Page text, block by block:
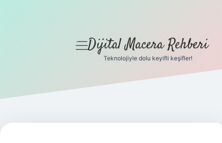
Gizlilik Politikası
Yasal Uyarı
menüyü
Dijital Macera Rehberi
Teknolojiyle dolu keyifli keşifler!